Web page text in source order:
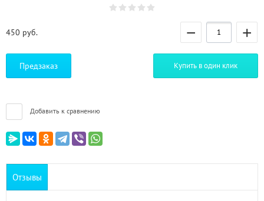
450 руб. − +
Предзаказ Купить в один клик
Добавить к сравнению
Отзывы